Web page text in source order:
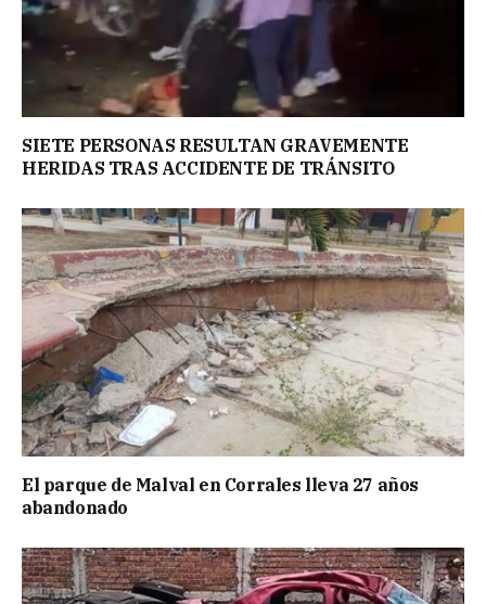
SIETE PERSONAS RESULTAN GRAVEMENTE
HERIDAS TRAS ACCIDENTE DE TRÁNSITO
El parque de Malval en Corrales lleva 27 años
abandonado